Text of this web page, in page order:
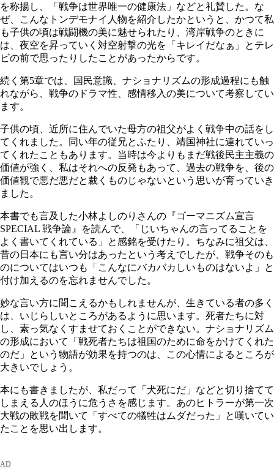
を称揚し、「戦争は世界唯一の健康法」などと礼賛した。な
ぜ、こんなトンデモナイ人物を紹介したかというと、かつて私
も子供の頃は戦闘機の美に魅せられたり、湾岸戦争のときに
は、夜空を昇っていく対空射撃の光を「キレイだなぁ」とテレ
ビの前で思ったりしたことがあったからです。
続く第5章では、国民意識、ナショナリズムの形成過程にも触
れながら、戦争のドラマ性、感情移入の美について考察してい
ます。
子供の頃、近所に住んでいた母方の祖父がよく戦争中の話をし
てくれました。同い年の従兄とふたり、靖国神社に連れていっ
てくれたこともあります。当時は今よりもまだ戦後民主主義の
価値が強く、私はそれへの反発もあって、過去の戦争を、後の
価値観で悪だ悪だと裁くものじゃないという思いが育っていき
ました。
本書でも言及した小林よしのりさんの『ゴーマニズム宣言
SPECIAL 戦争論』を読んで、「じいちゃんの言ってることを
よく書いてくれている」と感銘を受けたり。ちなみに祖父は、
昔の日本にも言い分はあったという考えでしたが、戦争そのも
のについてはいつも「こんなにバカバカしいものはないよ」と
付け加えるのを忘れませんでした。
妙な言い方に聞こえるかもしれませんが、生きている者の多く
は、いじらしいところがあるように思います。死者たちに対
し、素っ気なくすませておくことができない。ナショナリズム
の形成において「戦死者たちは祖国のために命をかけてくれた
のだ」という物語が効果を持つのは、この心情によるところが
大きいでしょう。
本にも書きましたが、私だって「犬死にだ」などと切り捨てて
しまえる人のほうに危うさを感じます。あのヒトラーが第一次
大戦の敗戦を聞いて「すべての犠牲はムダだった」と嘆いてい
たことを思い出します。